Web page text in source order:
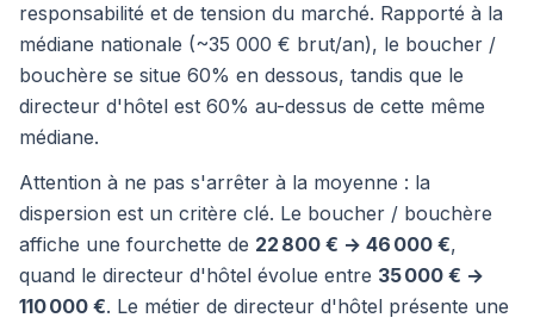
responsabilité et de tension du marché. Rapporté à la
médiane nationale (~35 000 € brut/an), le boucher /
bouchère se situe 60% en dessous, tandis que le
directeur d'hôtel est 60% au-dessus de cette même
médiane.
Attention à ne pas s'arrêter à la moyenne : la
dispersion est un critère clé. Le boucher / bouchère
affiche une fourchette de 22 800 € → 46 000 €,
quand le directeur d'hôtel évolue entre 35 000 € →
110 000 €. Le métier de directeur d'hôtel présente une